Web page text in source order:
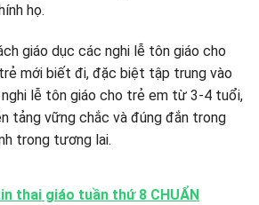
họ.
giáo dục các nghi lễ tôn giáo cho
mới biết đi, đặc biệt tập trung vào
lễ tôn giáo cho trẻ em từ 3-4 tuổi,
tảng vững chắc và đúng đắn trong
trong tương lai.
thai giáo tuần thứ 8 CHUẨN